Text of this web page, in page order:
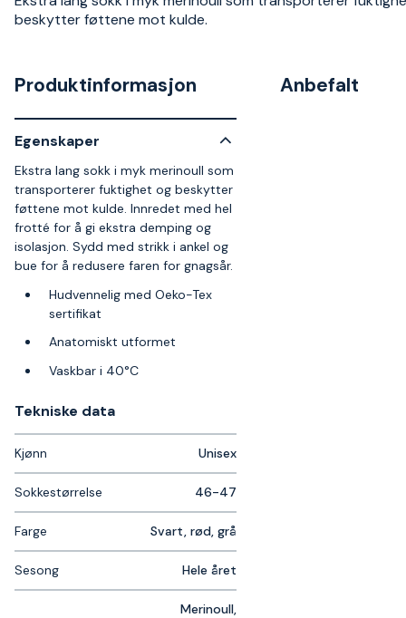
beskytter føttene mot kulde.
Produktinformasjon
Egenskaper
Ekstra lang sokk i myk merinoull som
transporterer fuktighet og beskytter
føttene mot kulde. Innredet med hel
frotté for å gi ekstra demping og
isolasjon. Sydd med strikk i ankel og
bue for å redusere faren for gnagsår.
Hudvennelig med Oeko-Tex
sertifikat
Anatomiskt utformet
Vaskbar i 40°C
Tekniske data​
Kjønn Unisex
Sokkestørrelse 46-47
Farge Svart, rød, grå
Sesong Hele året
Merinoull,
Anbefalt